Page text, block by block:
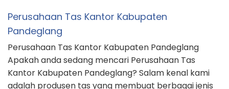
Perusahaan Tas Kantor Kabupaten
Pandeglang
Perusahaan Tas Kantor Kabupaten Pandeglang
Apakah anda sedang mencari Perusahaan Tas
Kantor Kabupaten Pandeglang? Salam kenal kami
adalah produsen tas yang membuat berbagai jenis